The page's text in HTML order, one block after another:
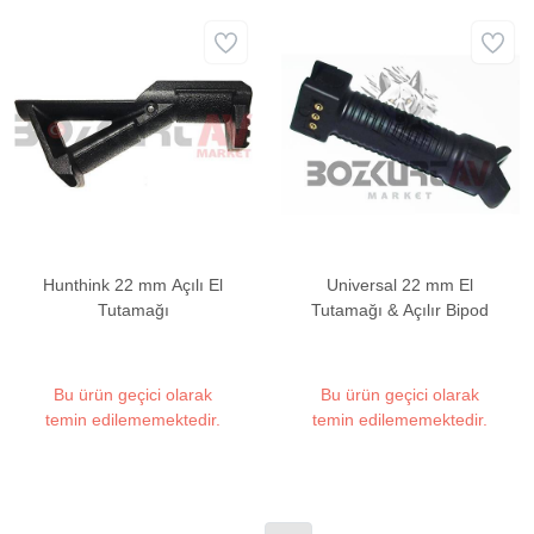
Hunthink 22 mm Açılı El
Tutamağı
Bu ürün geçici olarak
temin edilememektedir.
Universal 22 mm El
Tutamağı & Açılır Bipod
Bu ürün geçici olarak
temin edilememektedir.